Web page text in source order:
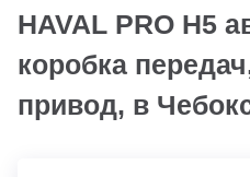
HAVAL PRO H5
коробка
привод, в